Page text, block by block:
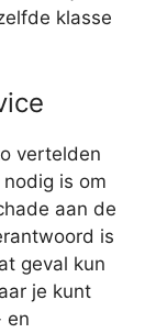
klasse
vertelden
is om
aan de
is
geval kun
je kunt
en